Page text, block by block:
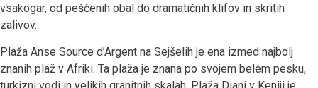
vsakogar, od peščenih obal do dramatičnih klifov in skritih
zalivov.
Plaža Anse Source d’Argent na Sejšelih je ena izmed najbolj
znanih plaž v Afriki. Ta plaža je znana po svojem belem pesku,